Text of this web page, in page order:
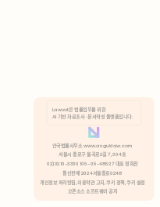
분석 쿠키 허용
Lawvot은 법률업무를 위한
AI 기반 자료조사 · 문서작성 플랫폼입니다.
안국법률사무소 www.anguklaw.com
서울시 종로구 율곡로2길 7, 304호
02)3210-3330 105-05-48527 대표 정희찬
통신판매 2024서울종로0248
개인정보 처리방침, 이용약관 고지, 쿠키 정책, 쿠키 설정
오픈소스 소프트웨어 공지